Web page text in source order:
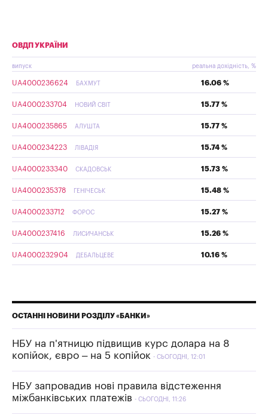
ОВДП УКРАЇНИ
випуск реальна дохідність, %
UA4000236624 БАХМУТ 16.06 %
UA4000233704 НОВИЙ СВІТ 15.77 %
UA4000235865 АЛУШТА 15.77 %
UA4000234223 ЛІВАДІЯ 15.74 %
UA4000233340 СКАДОВСЬК 15.73 %
UA4000235378 ГЕНІЧЕСЬК 15.48 %
UA4000233712 ФОРОС 15.27 %
UA4000237416 ЛИСИЧАНСЬК 15.26 %
UA4000232904 ДЕБАЛЬЦЕВЕ 10.16 %
ОСТАННІ НОВИНИ РОЗДІЛУ «БАНКИ»
НБУ на п'ятницю підвищив курс долара на 8
копійок, євро – на 5 копійок
СЬОГОДНІ, 12:01
НБУ запровадив нові правила відстеження
міжбанківських платежів
СЬОГОДНІ, 11:26